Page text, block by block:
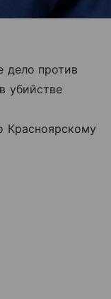
дело против
убийстве
Красноярскому